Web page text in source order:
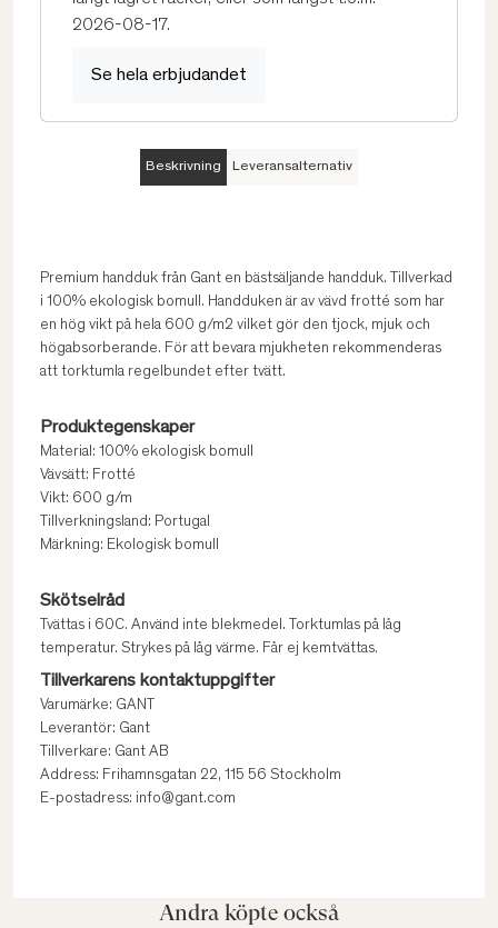
2026-08-17.
Se hela erbjudandet
Beskrivning Leveransalternativ
Premium handduk från Gant en bästsäljande handduk. Tillverkad
i 100% ekologisk bomull. Handduken är av vävd frotté som har
en hög vikt på hela 600 g/m2 vilket gör den tjock, mjuk och
högabsorberande. För att bevara mjukheten rekommenderas
att torktumla regelbundet efter tvätt.
Produktegenskaper
Material: 100% ekologisk bomull
Vävsätt: Frotté
Vikt: 600 g/m
Tillverkningsland: Portugal
Märkning: Ekologisk bomull
Skötselråd
Tvättas i 60C. Använd inte blekmedel. Torktumlas på låg
temperatur. Strykes på låg värme. Får ej kemtvättas.
Tillverkarens kontaktuppgifter
Varumärke: GANT
Leverantör: Gant
Tillverkare: Gant AB
Address: Frihamnsgatan 22, 115 56 Stockholm
E-postadress: info@gant.com
Andra köpte också